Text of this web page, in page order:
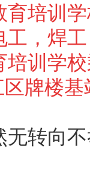
培训
，焊
训学
牌楼
转向